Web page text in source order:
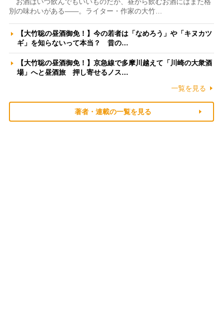
お酒はいつ飲んでもいいものだが、昼から飲むお酒にはまた格
別の味わいがある――。ライター・作家の大竹…
【大竹聡の昼酒御免！】今の若者は「なめろう」や「キヌカツ
ギ」を知らないって本当？ 昔の…
【大竹聡の昼酒御免！】京急線で多摩川越えて「川崎の大衆酒
場」へと昼酒旅 押し寄せるノス…
一覧を見る
著者・連載の一覧を見る